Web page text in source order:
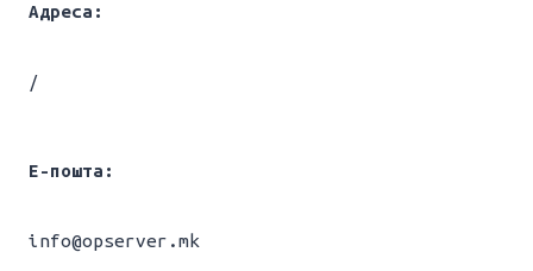
Адреса:
/
Е-пошта:
info@opserver.mk